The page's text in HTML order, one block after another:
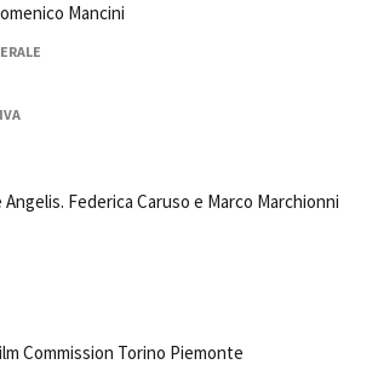
Mancini
Federica Caruso e Marco Marchionni
Commission Torino Piemonte